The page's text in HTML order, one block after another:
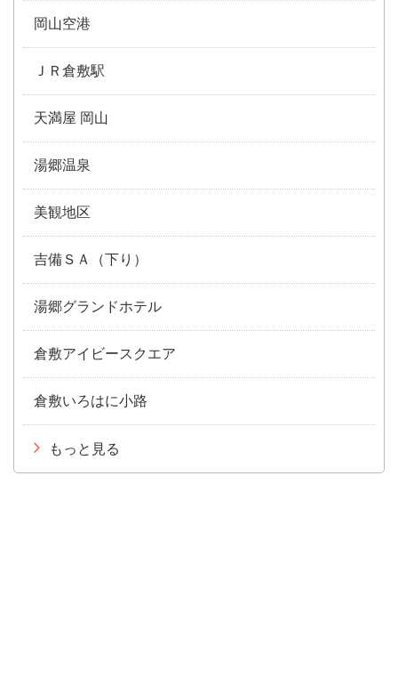
岡山空港
ＪＲ倉敷駅
天満屋 岡山
湯郷温泉
美観地区
吉備ＳＡ（下り）
湯郷グランドホテル
倉敷アイビースクエア
倉敷いろはに小路
もっと見る